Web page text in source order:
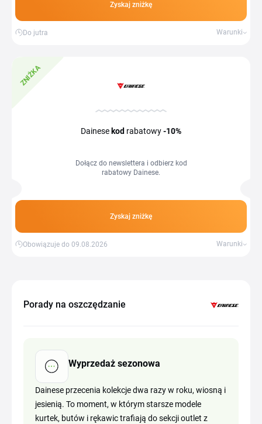
Zyskaj zniżkę
Do jutra Warunki
ZNIŻKA
Dainese kod rabatowy-10%
Dołącz do newslettera i odbierz kod
rabatowy Dainese.
Zyskaj zniżkę
Obowiązuje do 09.08.2026 Warunki
Porady na oszczędzanie
Wyprzedaż sezonowa
Dainese przecenia kolekcje dwa razy w roku, wiosną i
jesienią. To moment, w którym starsze modele
kurtek, butów i rękawic trafiają do sekcji outlet z